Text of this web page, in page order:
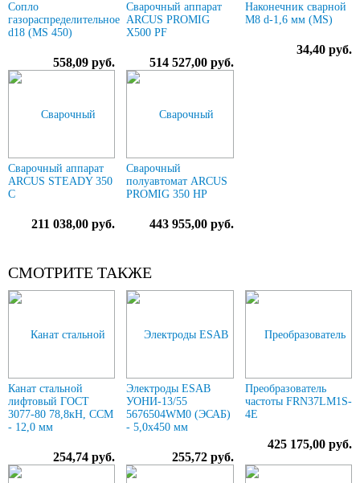
Сопло
газораспределительное
d18 (MS 450)
558,09 руб.
Сварочный аппарат
ARCUS PROMIG
X500 PF
514 527,00 руб.
Наконечник сварной
М8 d-1,6 мм (MS)
34,40 руб.
Сварочный аппарат
ARCUS STEADY 350
C
211 038,00 руб.
Сварочный
полуавтомат ARCUS
PROMIG 350 HP
443 955,00 руб.
СМОТРИТЕ ТАКЖЕ
Канат стальной
лифтовый ГОСТ
3077-80 78,8кН, ССМ
- 12,0 мм
254,74 руб.
Электроды ESAB
УОНИ-13/55
5676504WM0 (ЭСАБ)
- 5,0х450 мм
255,72 руб.
Преобразователь
частоты FRN37LM1S-
4E
425 175,00 руб.